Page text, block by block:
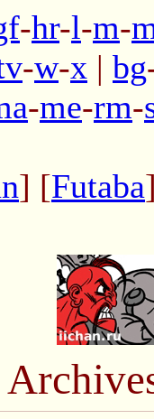
-hr-l-m-
-w-x | bg
-me-rm-
] [Futaba